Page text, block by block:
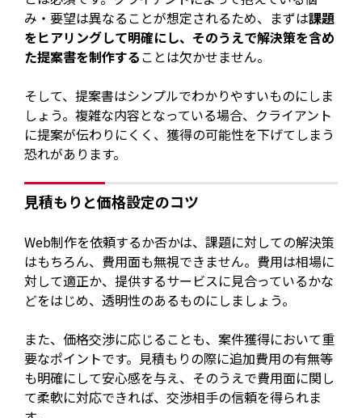
み・要望は異なることが想定されるため、まずは課題
をヒアリングして明確にし、そのうえで解決策を含め
た提案書を制作することは欠かせません。
そして、提案書はシンプルでわかりやすいものにしま
しょう。複雑な内容となっている場合、クライアント
に提案が伝わりにくく、獲得の可能性を下げてしまう
恐れがあります。
見積もりと価格設定のコツ
Web制作を依頼するか否かは、課題に対しての解決策
はもちろん、費用面も無視できません。費用は相場に
対して適正か、提供するサービスに見合っているかな
どをはじめ、透明性のあるものにしましょう。
また、価格交渉に応じることも、案件獲得において重
要なポイントです。見積もりの際に追加費用の有無等
も明確にして安心感を与え、そのうえで費用面に関し
て柔軟に対応できれば、交渉相手の信頼を得られま